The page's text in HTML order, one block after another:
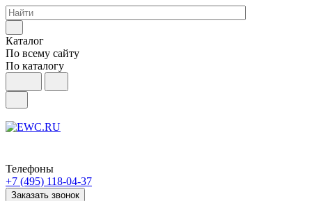
Каталог
По всему сайту
По каталогу
Телефоны
+7 (495) 118-04-37
Заказать звонок